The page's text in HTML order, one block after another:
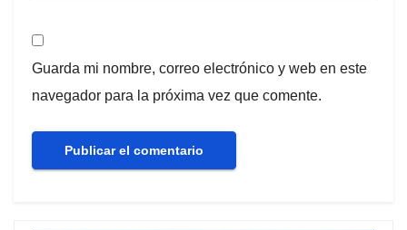
Guarda mi nombre, correo electrónico y web en este
navegador para la próxima vez que comente.